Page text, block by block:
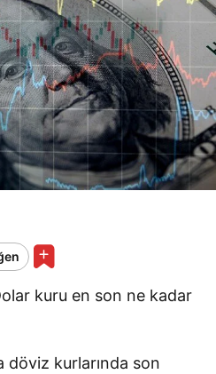
kuru en son ne kadar
döviz kurlarında son